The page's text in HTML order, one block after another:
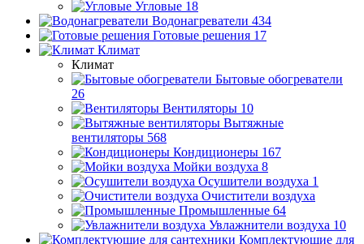
Угловые 18
Водонагреватели 434
Готовые решения 17
Климат
Климат
Бытовые обогреватели
26
Вентиляторы 10
Вытяжные
вентиляторы 568
Кондиционеры 167
Мойки воздуха 8
Осушители воздуха 1
Очистители воздуха
Промышленные 64
Увлажнители воздуха 10
Комплектующие для